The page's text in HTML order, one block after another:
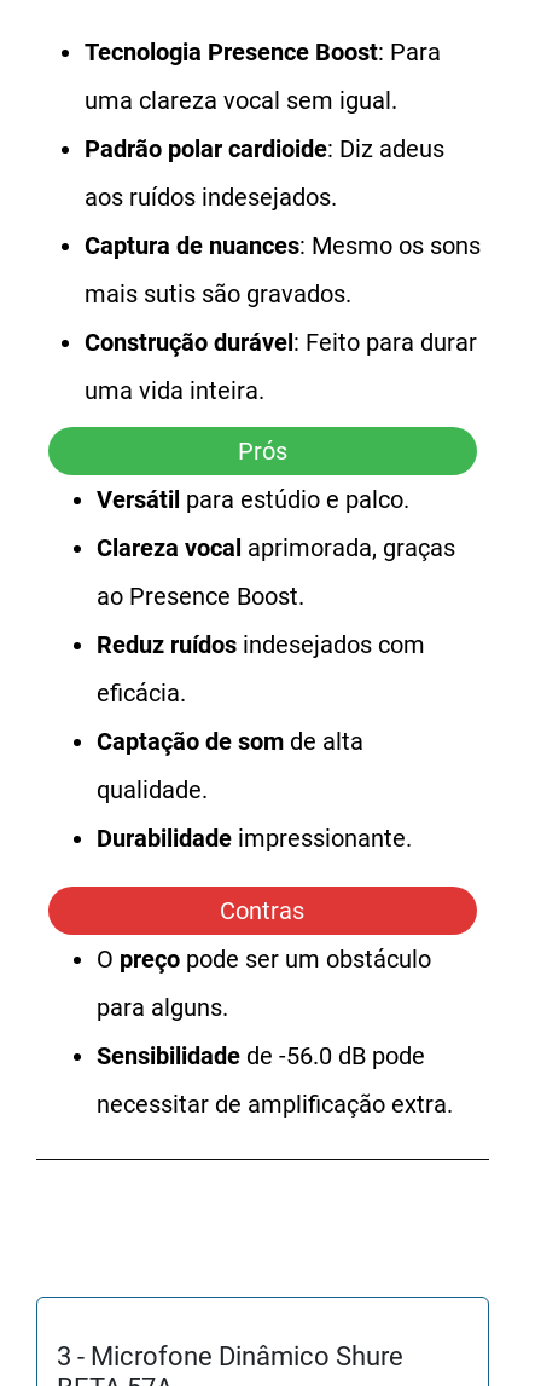
Tecnologia Presence Boost: Para
uma clareza vocal sem igual.
Padrão polar cardioide: Diz adeus
aos ruídos indesejados.
Captura de nuances: Mesmo os sons
mais sutis são gravados.
Construção durável: Feito para durar
uma vida inteira.
Prós
Versátil para estúdio e palco.
Clareza vocal aprimorada, graças
ao Presence Boost.
Reduz ruídos indesejados com
eficácia.
Captação de som de alta
qualidade.
Durabilidade impressionante.
Contras
O preço pode ser um obstáculo
para alguns.
Sensibilidade de -56.0 dB pode
necessitar de amplificação extra.
3 - Microfone Dinâmico Shure